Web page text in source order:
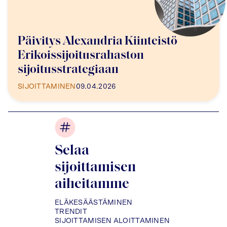
Päivitys Alexandria Kiinteistö
Erikoissijoitusrahaston
sijoitusstrategiaan
SIJOITTAMINEN 09.04.2026
Selaa
sijoittamisen
aiheitamme
ELÄKESÄÄSTÄMINEN
TRENDIT
SIJOITTAMISEN ALOITTAMINEN